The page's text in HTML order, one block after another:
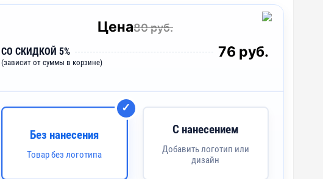
Цена80 руб.
СО СКИДКОЙ 5%
(зависит от суммы в корзине)
76 руб.
Без нанесения
Товар без логотипа
С нанесением
Добавить логотип или
дизайн